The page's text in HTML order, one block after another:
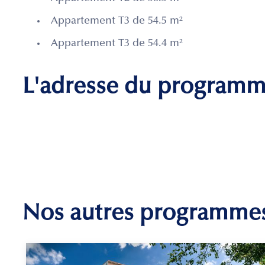
Appartement T3 de 54.5 m²
Appartement T3 de 54.4 m²
L'adresse du
Nos autres